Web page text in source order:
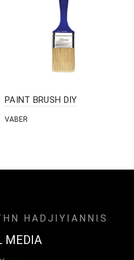
PAINT BRUSH DIY
VABER
HADJIYIANNIS
MEDIA